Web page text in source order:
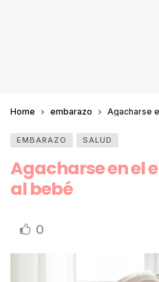
Home embarazo Agacharse
EMBARAZO SALUD
Agacharse en el
al bebé
0